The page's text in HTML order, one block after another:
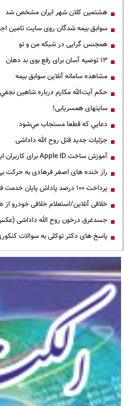
هشتمین کلان شهر ایران مشخص شد
سوابق بیمه شدگان روی سایت تامین
همجنس گرایی در شبکه من و تو
13 توصیه آسان برای رفع بوی بد دهان
مشاهده سامانه آنلاين سوابق بیمه
حكم آيت‌الله مكارم درباره شاهين نجفي
سایتهای همسریابی!
دعايي كه قطعا مستجاب مي‌شود
جزئیات جدید قتل روح الله داداشی
آموزش ساخت Apple ID برای کاربران ایرانی
راز خنده های اصغر فرهادی به حرکت
پرداخت ۱۰۰ درصد پاداش پایان خدمت فرهنگیان
خلافی آنلاین/استعلام خلافی خودرو از
جسدغرق درخون روح الله داداشی
پاسخ های دکتر توکلی به سوالات